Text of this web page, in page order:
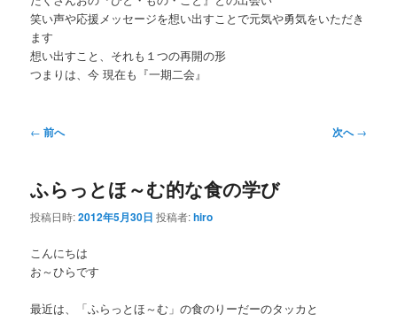
笑い声や応援メッセージを想い出すことで元気や勇気をいただき
ます
想い出すこと、それも１つの再開の形
つまりは、今 現在も『一期二会』
投
ビ
ゲ
ー
ョ
ン
← 前へ 次へ→
ふらっとほ～む的な食の学び
投稿日時:2012年5月30日 投稿者:hiro
こんにちは
お～ひらです
最近は、「ふらっとほ～む」の食のりーだーのタッカと